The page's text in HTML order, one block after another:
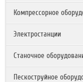
Компрессорное
Электростанции
Станочное
Пескоструйное